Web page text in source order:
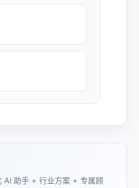
AI 助手 + 行业方案 + 专属顾